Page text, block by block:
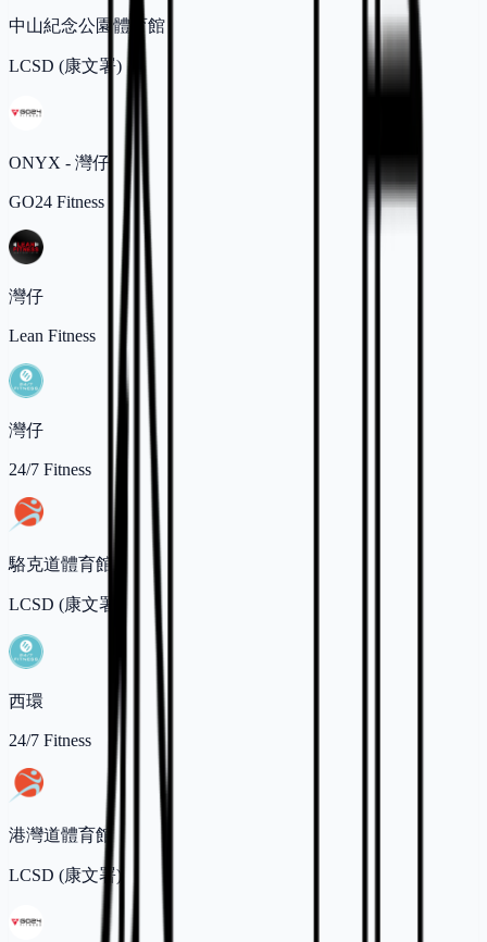
中山紀念公園體育館
LCSD (康文署)
ONYX - 灣仔
GO24 Fitness
灣仔
Lean Fitness
灣仔
24/7 Fitness
駱克道體育館
LCSD (康文署)
西環
24/7 Fitness
港灣道體育館
LCSD (康文署)